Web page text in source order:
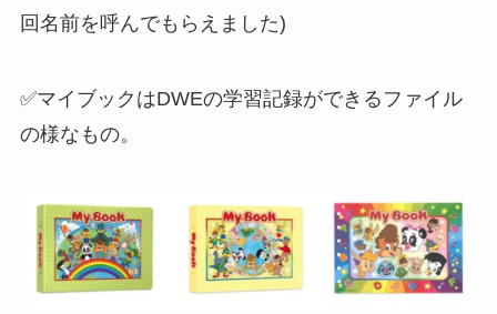
回名前を呼んでもらえました)
✅マイブックはDWEの学習記録ができるファイル
の様なもの。